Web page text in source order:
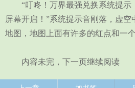
“叮咚！万界最强兑换系统提示
屏幕开启！”系统提示音刚落，虚
地图，地图上面有许多的红点和一个
内容未完，下一页继续阅读